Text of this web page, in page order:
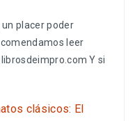
placer poder
leer
Y si
clásicos: El